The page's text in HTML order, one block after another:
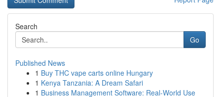
Search
Go
Published News
1 Buy THC vape carts online Hungary
1 Kenya Tanzania: A Dream Safari
1 Business Management Software: Real-World Use